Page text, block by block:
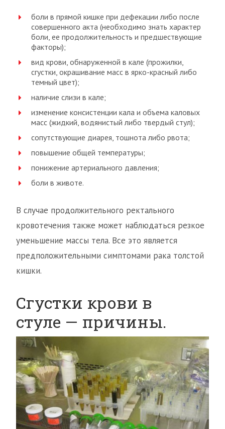
боли в прямой кишке при дефекации либо после
совершенного акта (необходимо знать характер
боли, ее продолжительность и предшествующие
факторы);
вид крови, обнаруженной в кале (прожилки,
сгустки, окрашивание масс в ярко-красный либо
темный цвет);
наличие слизи в кале;
изменение консистенции кала и объема каловых
масс (жидкий, водянистый либо твердый стул);
сопутствующие диарея, тошнота либо рвота;
повышение общей температуры;
понижение артериального давления;
боли в животе.
В случае продолжительного ректального
кровотечения также может наблюдаться резкое
уменьшение массы тела. Все это является
предположительными симптомами рака толстой
кишки.
Сгустки крови в
стуле — причины.